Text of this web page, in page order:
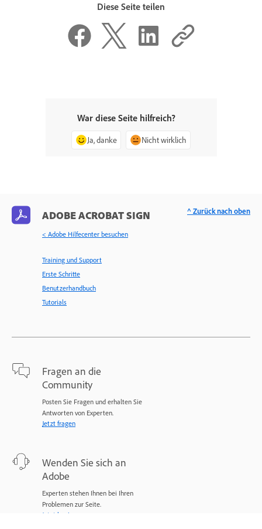
Diese Seite teilen
War diese Seite hilfreich?
Ja, danke Nicht wirklich
ADOBE ACROBAT SIGN
< Adobe Hilfecenter besuchen
Training und Support
Erste Schritte
Benutzerhandbuch
Tutorials
Fragen an die
Community
Posten Sie Fragen und erhalten Sie
Antworten von Experten.
Jetzt fragen
Wenden Sie sich an
Adobe
Experten stehen Ihnen bei Ihren
Problemen zur Seite.
Jetzt beginnen
^ Zurück nach oben